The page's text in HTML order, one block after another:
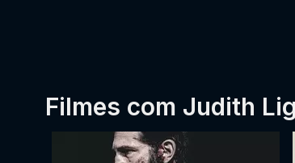
Filmes com Judith